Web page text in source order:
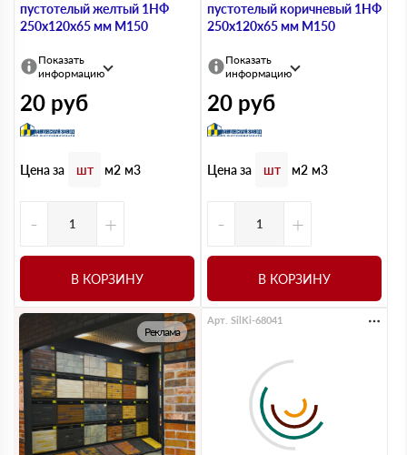
пустотелый желтый 1НФ
250х120х65 мм М150
Показать
информацию
20 руб
Цена за шт м2 м3
- +
В КОРЗИНУ
пустотелый коричневый 1НФ
250х120х65 мм М150
Показать
информацию
20 руб
Цена за шт м2 м3
- +
В КОРЗИНУ
Реклама
Арт. SilKi-68041